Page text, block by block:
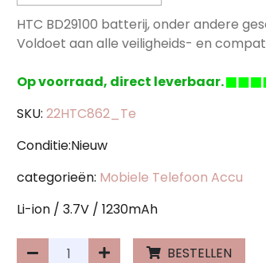
HTC BD29100 batterij, onder andere
Voldoet aan alle veiligheids- en
Op voorraad, direct leverbaar.
SKU: 22HTC862_Te
Conditie:Nieuw
categorieën: Mobiele Telefoon Accu
Li-ion / 3.7V / 1230mAh
BESTELLEN